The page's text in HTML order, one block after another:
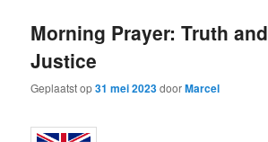
Morning Prayer: Truth and
Justice
Geplaatst op31 mei 2023doorMarcel